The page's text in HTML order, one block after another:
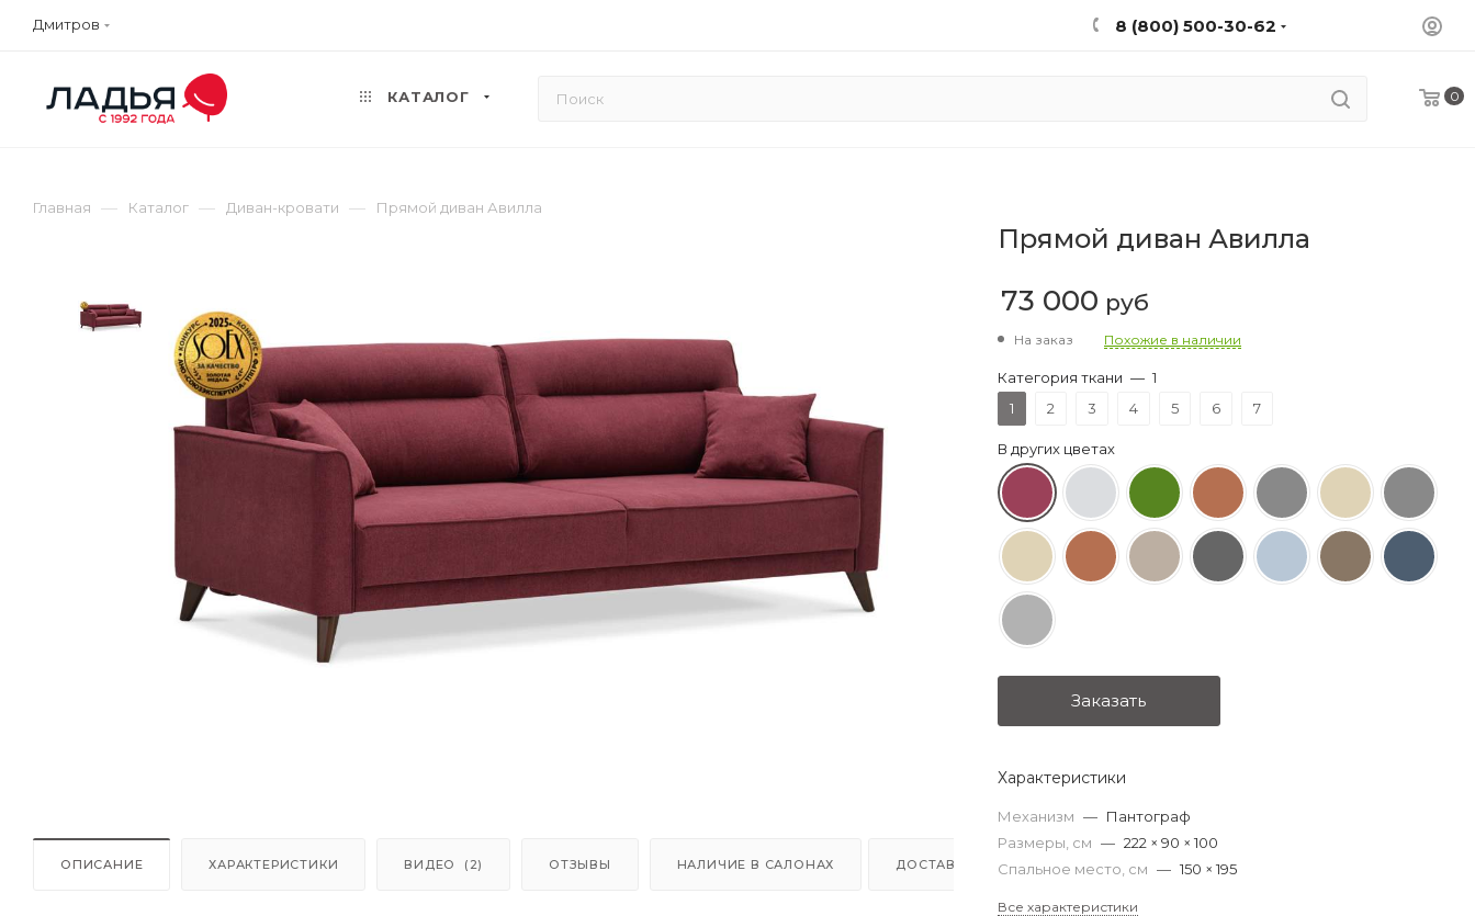
Дмитров 8 (800) 500-30-62
КАТАЛОГ 0
Главная — Каталог — Диван-кровати — Прямой диван Авилла
ОПИСАНИЕ ХАРАКТЕРИСТИКИ ВИДЕО (2) ОТЗЫВЫ НАЛИЧИЕ В САЛОНАХ ДОСТАВКА, ОПЛАТА И СБОРКА
Прямой диван Авилла
73 000 руб
На заказ Похожие в наличии
Категория ткани — 1
1
2 3 4 5 6 7
В других цветах
Заказать
Характеристики
Механизм — Пантограф
Размеры, см — 222 × 90 × 100
Спальное место, см — 150 × 195
Все характеристики